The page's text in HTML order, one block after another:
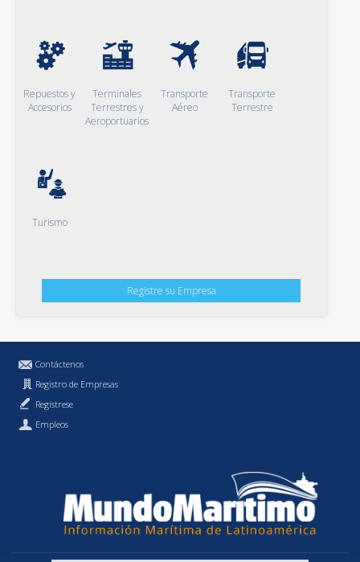
Repuestos y
Accesorios
Terminales
Terrestres y
Aeroportuarios
Transporte
Aéreo
Transporte
Terrestre
Turismo
Registre su Empresa
Contáctenos
Registro de Empresas
Regístrese
Empleos